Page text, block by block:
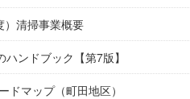
）清掃事業概要
ンドブック【第7版】
ドマップ（町田地区）